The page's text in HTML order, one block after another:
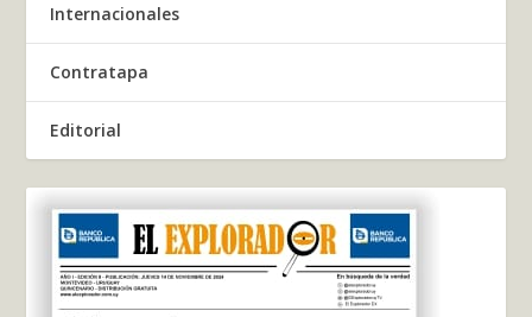
Internacionales
Contratapa
Editorial